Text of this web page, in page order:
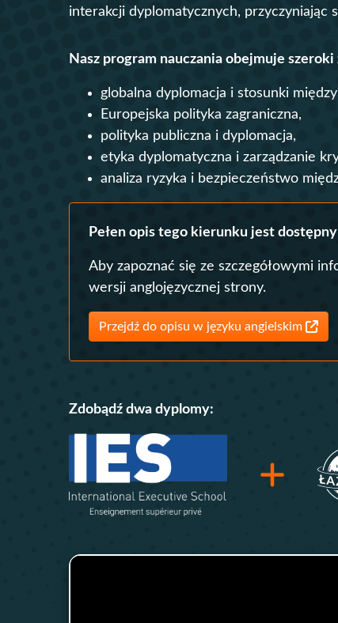
interakcji dyplomatycznych, przyczyniając
Nasz program nauczania obejmuje
globalna dyplomacja i stosunki
Europejska polityka zagraniczna,
polityka publiczna i dyplomacja,
etyka dyplomatyczna i zarządzanie
analiza ryzyka i bezpieczeństwo
Pełen opis tego kierunku jest
Aby zapoznać się ze szczegółowymi
wersji anglojęzycznej strony.
Przejdź do opisu w języku angielskim
Zdobądź dwa dyplomy: